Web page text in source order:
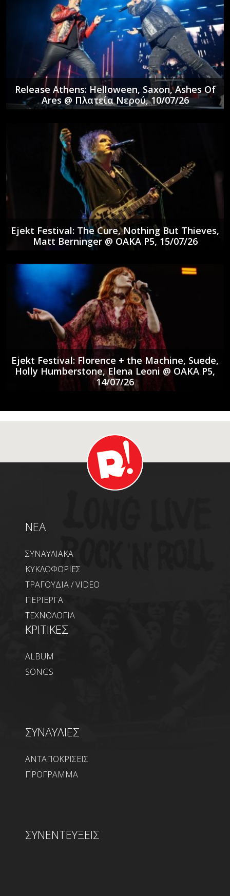
Release Athens: Helloween, Saxon, Ashes Of
Ares @ Πλατεία Νερού, 10/07/26
Ejekt Festival: The Cure, Nothing But Thieves,
Matt Berninger @ ΟΑΚΑ P5, 15/07/26
Ejekt Festival: Florence + the Machine, Suede,
Holly Humberstone, Elena Leoni @ ΟΑΚΑ P5,
14/07/26
NEA
ΣΥΝΑΥΛΙΑΚΑ
ΚΥΚΛΟΦΟΡΙΕΣ
ΤΡΑΓΟΥΔΙΑ / VIDEO
ΠΕΡΙΕΡΓΑ
ΤΕΧΝΟΛΟΓΙΑ
ΚΡΙΤΙΚΕΣ
ALBUM
SONGS
ΣΥΝΑΥΛΙΕΣ
ΑΝΤΑΠΟΚΡΙΣΕΙΣ
ΠΡΟΓΡΑΜΜΑ
ΣΥΝΕΝΤΕΥΞΕΙΣ